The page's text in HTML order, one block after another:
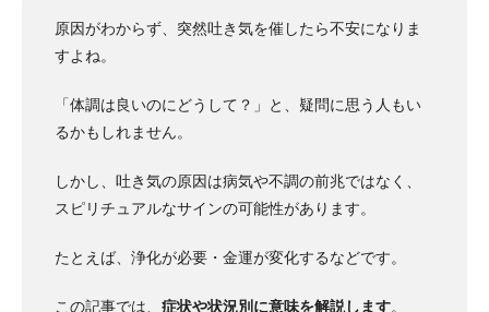
原因がわからず、突然吐き気を催したら不安になりま
すよね。
「体調は良いのにどうして？」と、疑問に思う人もい
るかもしれません。
しかし、吐き気の原因は病気や不調の前兆ではなく、
スピリチュアルなサインの可能性があります。
たとえば、浄化が必要・金運が変化するなどです。
この記事では、 症状や状況別に意味を解説します。